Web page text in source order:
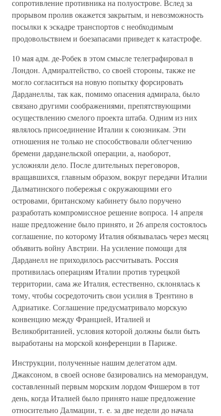
сопротивление противника на полуострове. Вслед за
прорывом пролив окажется закрытым, и невозможность
посылки к эскадре транспортов с необходимым
продовольствием и боезапасами приведет к катастрофе.
10 мая адм. де-Робек в этом смысле телеграфировал в
Лондон. Адмиралтейство, со своей стороны, также не
могло согласиться на новую попытку форсировать
Дарданеллы, так как, помимо опасения адмирала, было
связано другими соображениями, препятствующими
осуществлению смелого проекта штаба. Одним из них
являлось присоединение Италии к союзникам. Эти
отношения не только не способствовали облегчению
бремени дарданельской операции, а, наоборот,
усложняли дело. После длительных переговоров,
вращавшихся, главным образом, вокруг передачи Италии
Далматинского побережья с окружающими его
островами, британскому кабинету было поручено
разработать компромиссное решение вопроса. 14 апреля
наше предложение было принято, и 26 апреля состоялось
соглашение, по которому Италия обязывалась через месяц
объявить войну Австрии. На усиление помощи для
Дарданелл не приходилось рассчитывать. Россия
противилась операциям Италии против турецкой
территории, сама же Италия, естественно, склонялась к
тому, чтобы сосредоточить свои усилия в Трентино в
Адриатике. Соглашение предусматривало морскую
конвенцию между Францией, Италией и
Великобританией, условия которой должны были быть
выработаны на морской конференции в Париже.
Инструкции, полученные нашим делегатом адм.
Джаксоном, в своей основе базировались на меморандум,
составленный первым морским лордом Фишером в тот
день, когда Италией было принято наше предложение
относительно Далмации, т. е. за две недели до начала